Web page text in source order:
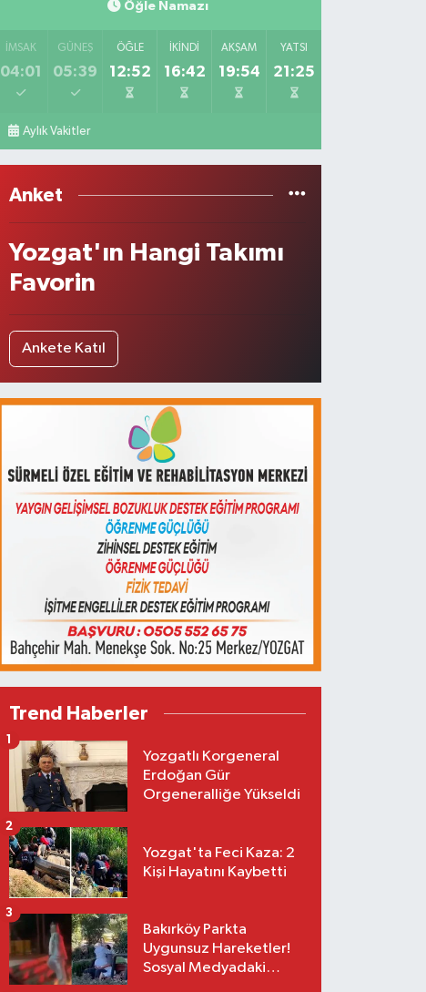
Öğle Namazı
İMSAK
04:01
GÜNEŞ
05:39
ÖĞLE
12:52
İKINDI
16:42
AKŞAM
19:54
YATSI
21:25
Aylık Vakitler
Anket
Yozgat'ın Hangi Takımı
Favorin
Ankete Katıl
Trend Haberler
Yozgatlı Korgeneral
Erdoğan Gür
Orgeneralliğe Yükseldi
1
Yozgat'ta Feci Kaza: 2
Kişi Hayatını Kaybetti
2
Bakırköy Parkta
Uygunsuz Hareketler!
Sosyal Medyadaki
3